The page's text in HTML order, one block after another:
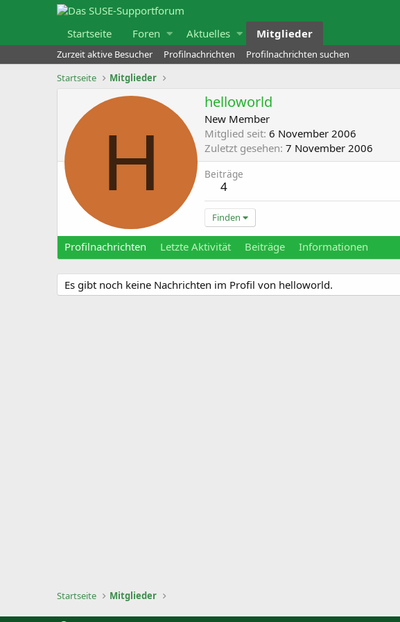
Startseite Foren Aktuelles Mitglieder
Zurzeit aktive Besucher Profilnachrichten
Profilnachrichten suchen
Startseite
Mitglieder
H
helloworld
New Member
Mitglied seit 6 November 2006
Zuletzt gesehen 7 November 2006
Beiträge
4
Finden
Profilnachrichten Letzte Aktivität Beiträge Informationen
Es gibt noch keine Nachrichten im Profil von helloworld.
Startseite Mitglieder